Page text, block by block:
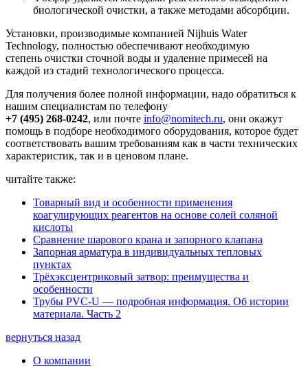
биологической очистки, а также методами абсорбции.
Установки, производимые компанией Nijhuis Water
Technology, полностью обеспечивают необходимую
степень очистки сточной воды и удаление примесей на
каждой из стадий технологического процесса.
Для получения более полной информации, надо обратиться к
нашим специалистам по телефону
+7 (495) 268-0242, или почте info@nomitech.ru, они окажут
помощь в подборе необходимого оборудования, которое будет
соответствовать вашим требованиям как в части технических
характеристик, так и в ценовом плане.
читайте также:
Товарный вид и особенности применения
коагулирующих реагентов на основе солей соляной
кислоты
Сравнение шарового крана и запорного клапана
Запорная арматура в индивидуальных тепловых
пунктах
Трёхэксцентриковый затвор: преимущества и
особенности
Трубы PVC-U — подробная информация. Об истории
материала. Часть 2
вернуться назад
О компании